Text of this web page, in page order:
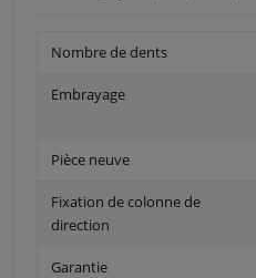
Nombre de dents
Embrayage
Pièce neuve
Fixation de colonne de
direction
Garantie